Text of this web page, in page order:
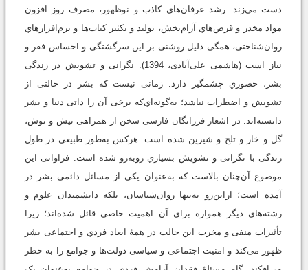
دست می‌زند. رشد عرفان‌هاي کاذب و نوظهور، مصرف روز افزون
مواد مخدر و قرص‌هاي آرام‌بخش، تولید و تکثیر کتاب‌ها و نرم‌افزارهاي
روان‌شناختی، همگی دلیل روشنی بر این سرگشتگی و احساس فقر و
نیاز است (هاشمی علی‌آبادی، 1394). نگرانی و تشویش در زندگی
بشر، حضوري چشمگیر دارد. زمانی نیست که بشر در حالتی از
تشویش و اضطراب نباشد؛ به‌گونه‌اي‌که برخی آن را ذاتی دنیا و بشر
دانسته‌اند‌. در اشعار فرزانگان فارسی سخن از همراهی نیش و نوش،
گل و خار و تلخ و شیرین شده است. هرکس به‌طور طبیعی در طول
زندگی با نگرانی و تشویش بسیاري روبه‌رو شده است. فراوانی این
موضوع آن‌چنان بالاست که به‌عنوان یکی از مسائل دائمی بشر در
آمده است؛ ازاین‌رو نه‌تنها روان‌شناسان، بلکه دانشمندان علوم و
رشته‌هاي دیگر همواره براي آن اهمیت خاصی قائل شده‌اند‌؛ زیرا
تأثیرات منفی و مخرب این حالت در همۀ ابعاد فردي و اجتماعی بشر
ظهور می‌کند و امنیت اجتماعی و سیاسی دولت‌ها و جوامع را به‌ خطر